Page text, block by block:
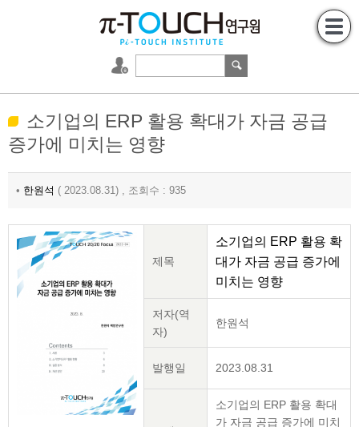
소기업의 ERP 활용 확대가 자금 공급
증가에 미치는 영향
• 한원석 ( 2023.08.31) , 조회수 : 935
제목
소기업의 ERP 활용 확
대가 자금 공급 증가에
미치는 영향
저자(역
자)
한원석
발행일 2023.08.31
소기업의 ERP 활용 확대
가 자금 공급 증가에 미치